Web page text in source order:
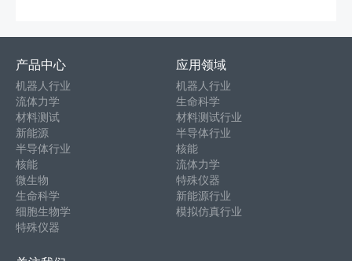
产品中心
机器人行业
流体力学
材料测试
新能源
半导体行业
核能
微生物
生命科学
细胞生物学
特殊仪器
应用领域
机器人行业
生命科学
材料测试行业
半导体行业
核能
流体力学
特殊仪器
新能源行业
模拟仿真行业